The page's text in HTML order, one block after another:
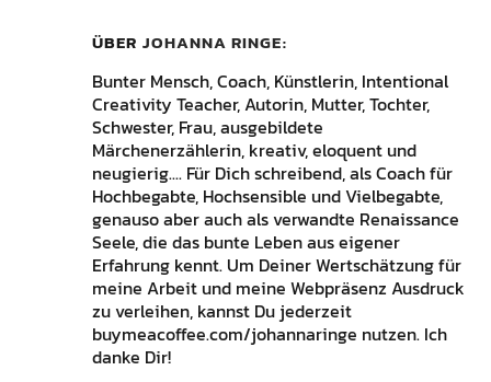
ÜBER JOHANNA RINGE
Bunter Mensch, Coach, Künstlerin, Intentional
Creativity Teacher, Autorin, Mutter, Tochter,
Schwester, Frau, ausgebildete
Märchenerzählerin, kreativ, eloquent und
neugierig.... Für Dich schreibend, als Coach für
Hochbegabte, Hochsensible und Vielbegabte,
genauso aber auch als verwandte Renaissance
Seele, die das bunte Leben aus eigener
Erfahrung kennt. Um Deiner Wertschätzung für
meine Arbeit und meine Webpräsenz Ausdruck
zu verleihen, kannst Du jederzeit
buymeacoffee.com/johannaringe nutzen. Ich
danke Dir!